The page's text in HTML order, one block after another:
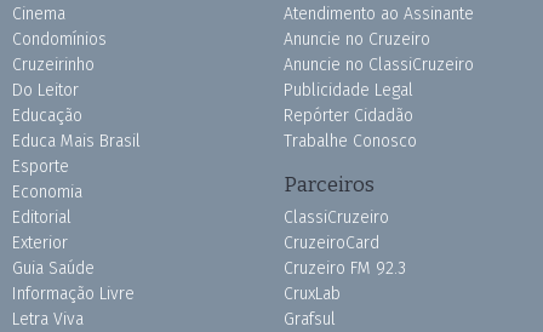
Cinema
Condomínios
Cruzeirinho
Do Leitor
Educação
Educa Mais Brasil
Esporte
Economia
Editorial
Exterior
Guia Saúde
Informação Livre
Letra Viva
Atendimento ao Assinante
Anuncie no Cruzeiro
Anuncie no ClassiCruzeiro
Publicidade Legal
Repórter Cidadão
Trabalhe Conosco
Parceiros
ClassiCruzeiro
CruzeiroCard
Cruzeiro FM 92.3
CruxLab
Grafsul